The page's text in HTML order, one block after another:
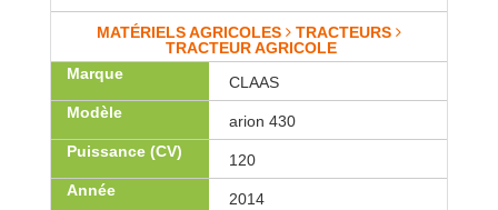
MATÉRIELS AGRICOLES
TRACTEURS
TRACTEUR AGRICOLE
Marque
CLAAS
Modèle
arion 430
Puissance (CV)
120
Année
2014